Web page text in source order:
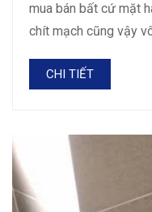
mua bán bất cứ mặt
chít mạch cũng vậy
CHI TIẾT